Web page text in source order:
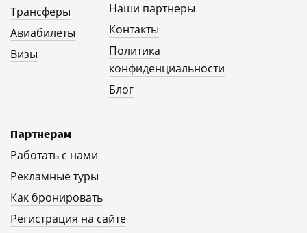
Трансферы
Авиабилеты
Визы
Наши партнеры
Контакты
Политика
конфиденциальности
Блог
Партнерам
Работать с нами
Рекламные туры
Как бронировать
Регистрация на сайте